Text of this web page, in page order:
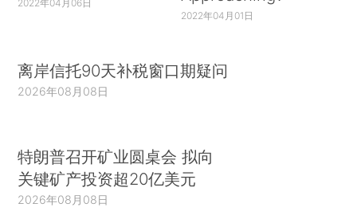
2022年04月06日
2022年04月01日
离岸信托90天补税窗口期疑问
2026年08月08日
特朗普召开矿业圆桌会 拟向
关键矿产投资超20亿美元
2026年08月08日